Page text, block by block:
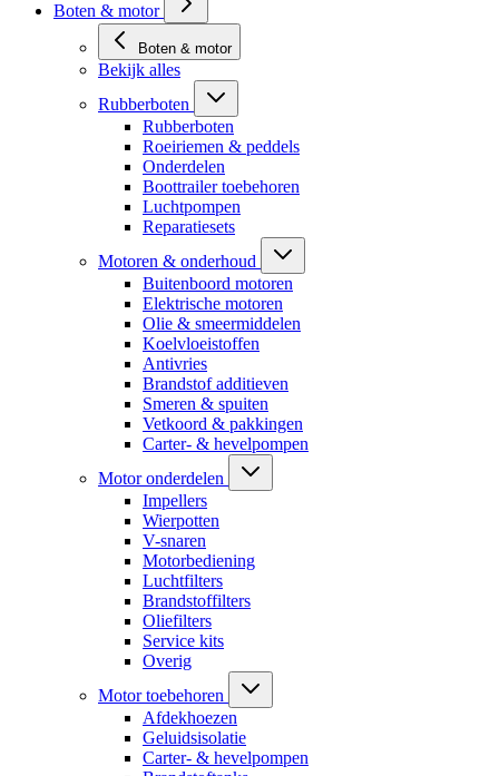
Boten & motor
Boten & motor
Bekijk alles
Rubberboten
Rubberboten
Roeiriemen & peddels
Onderdelen
Boottrailer toebehoren
Luchtpompen
Reparatiesets
Motoren & onderhoud
Buitenboord motoren
Elektrische motoren
Olie & smeermiddelen
Koelvloeistoffen
Antivries
Brandstof additieven
Smeren & spuiten
Vetkoord & pakkingen
Carter- & hevelpompen
Motor onderdelen
Impellers
Wierpotten
V-snaren
Motorbediening
Luchtfilters
Brandstoffilters
Oliefilters
Service kits
Overig
Motor toebehoren
Afdekhoezen
Geluidsisolatie
Carter- & hevelpompen